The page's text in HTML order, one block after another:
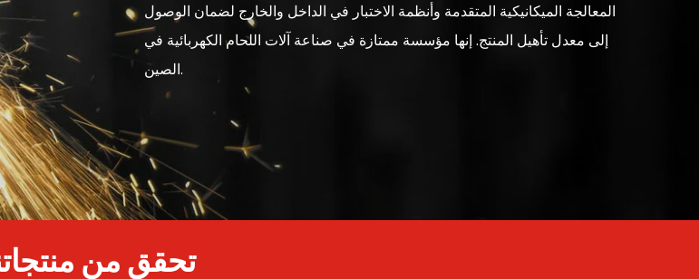
المعالجة الميكانيكية المتقدمة وأنظمة الاختبار في الداخل والخارج لضمان الوصول
إلى معدل تأهيل المنتج. إنها مؤسسة ممتازة في صناعة آلات اللحام الكهربائية في
الصين.
تحقق من